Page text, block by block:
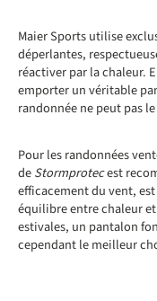
Maier Sports utilise
déperlantes,
réactiver par la chaleur.
emporter un véritable
randonnée ne peut pas
Pour les randonnées
deStormprotecest
efficacement du vent,
équilibre entre chaleur
estivales, un pantalon
cependant le meilleur